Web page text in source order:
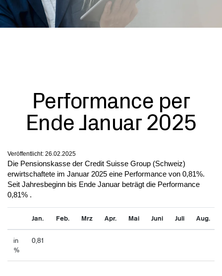
Performance per
Ende Januar 2025
Veröffentlicht: 26.02.2025
Die Pensionskasse der Credit Suisse Group (Schweiz)
erwirtschaftete im Januar 2025 eine Performance von 0,81%.
Seit Jahresbeginn bis Ende Januar beträgt die Performance
0,81% .
Jan. Feb. Mrz Apr. Mai Juni Juli Aug.
in
%
0,81